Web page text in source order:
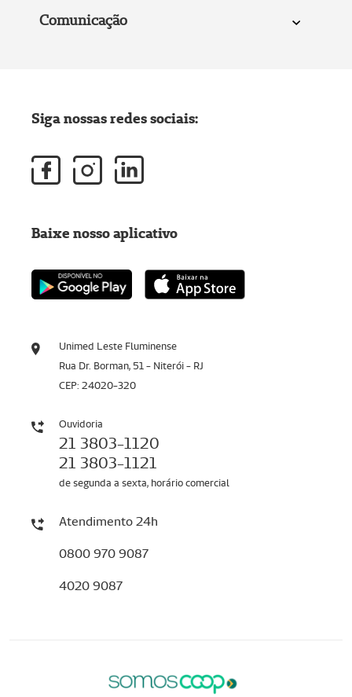
Comunicação
Unimed Leste Fluminense
Rua Dr. Borman, 51 - Niterói - RJ
CEP: 24020-320
Ouvidoria
21 3803-1120
21 3803-1121
de segunda a sexta, horário comercial
Atendimento 24h
0800 970 9087
4020 9087
Siga nossas redes sociais:
Baixe nosso aplicativo